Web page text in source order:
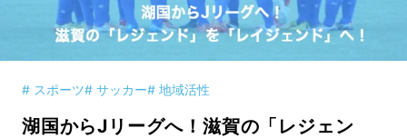
# スポーツ# サッカー# 地域活性
湖国からJリーグへ！滋賀の「レジェン